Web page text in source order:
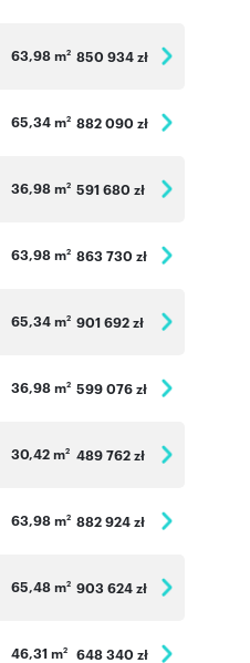
63,98 m2 850 934 zł
65,34 m2 882 090 zł
36,98 m2 591 680 zł
63,98 m2 863 730 zł
65,34 m2 901 692 zł
36,98 m2 599 076 zł
30,42 m2 489 762 zł
63,98 m2 882 924 zł
65,48 m2 903 624 zł
46,31 m2 648 340 zł